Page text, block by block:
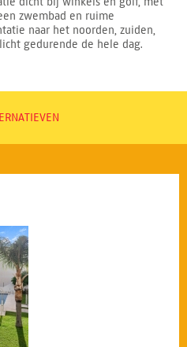
zwembad en ruime
naar het noorden, zuiden,
gedurende de hele dag.